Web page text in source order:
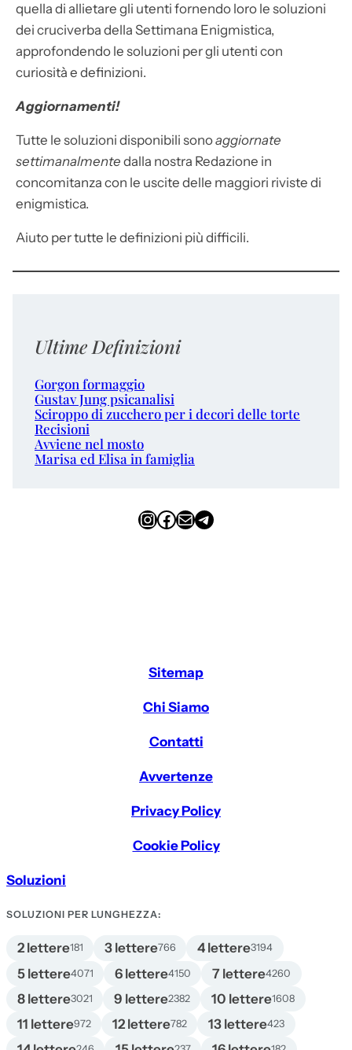
quella di allietare gli utenti fornendo loro le soluzioni
dei cruciverba della Settimana Enigmistica,
approfondendo le soluzioni per gli utenti con
curiosità e definizioni.
Aggiornamenti!
Tutte le soluzioni disponibili sonoaggiornate
settimanalmente dalla nostra Redazione in
concomitanza con le uscite delle maggiori riviste di
enigmistica.
Aiuto per tutte le definizioni più difficili.
Ultime Definizioni
Gorgon formaggio
Gustav Jung psicanalisi
Sciroppo di zucchero per i decori delle torte
Recisioni
Avviene nel mosto
Marisa ed Elisa in famiglia
InstagramFacebook Email Telegram
Sitemap
Chi Siamo
Contatti
Avvertenze
Privacy Policy
Cookie Policy
Soluzioni
SOLUZIONI PER LUNGHEZZA:
2 lettere181 3 lettere766 4 lettere3194
5 lettere4071 6 lettere4150 7 lettere4260
8 lettere3021 9 lettere2382 10 lettere1608
11 lettere972 12 lettere782 13 lettere423